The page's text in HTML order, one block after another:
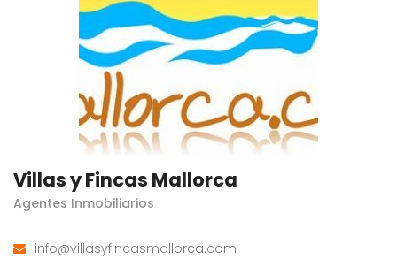
Villas y Fincas Mallorca
Agentes Inmobiliarios
info@villasyfincasmallorca.com